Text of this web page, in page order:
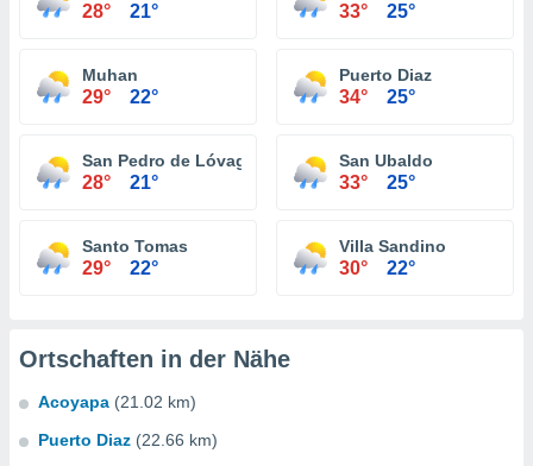
28° 21° 33° 25°
Muhan
29° 22°
Puerto Diaz
34° 25°
San Pedro de Lóvago
28° 21°
San Ubaldo
33° 25°
Santo Tomas
29° 22°
Villa Sandino
30° 22°
Ortschaften in der Nähe
Acoyapa (21.02 km)
Puerto Diaz (22.66 km)